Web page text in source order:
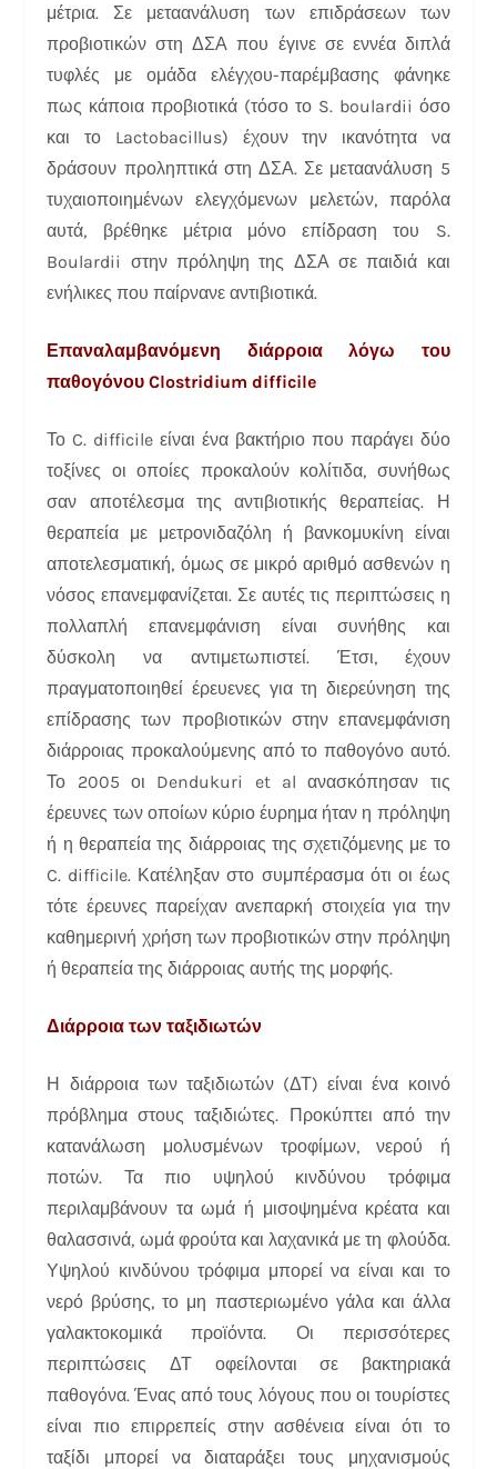
μέτρια. Σε μεταανάλυση των επιδράσεων των
προβιοτικών στη ΔΣΑ που έγινε σε εννέα διπλά
τυφλές με ομάδα ελέγχου-παρέμβασης φάνηκε
πως κάποια προβιοτικά (τόσο το S. boulardii όσο
και το Lactobacillus) έχουν την ικανότητα να
δράσουν προληπτικά στη ΔΣΑ. Σε μεταανάλυση 5
τυχαιοποιημένων ελεγχόμενων μελετών, παρόλα
αυτά, βρέθηκε μέτρια μόνο επίδραση του S.
Boulardii στην πρόληψη της ΔΣΑ σε παιδιά και
ενήλικες που παίρνανε αντιβιοτικά.
Επαναλαμβανόμενη διάρροια λόγω του
παθογόνου Clostridium difficile
Το C. difficile είναι ένα βακτήριο που παράγει δύο
τοξίνες οι οποίες προκαλούν κολίτιδα, συνήθως
σαν αποτέλεσμα της αντιβιοτικής θεραπείας. Η
θεραπεία με μετρονιδαζόλη ή βανκομυκίνη είναι
αποτελεσματική, όμως σε μικρό αριθμό ασθενών η
νόσος επανεμφανίζεται. Σε αυτές τις περιπτώσεις η
πολλαπλή επανεμφάνιση είναι συνήθης και
δύσκολη να αντιμετωπιστεί. Έτσι, έχουν
πραγματοποιηθεί έρευενες για τη διερεύνηση της
επίδρασης των προβιοτικών στην επανεμφάνιση
διάρροιας προκαλούμενης από το παθογόνο αυτό.
Το 2005 οι Dendukuri et al ανασκόπησαν τις
έρευνες των οποίων κύριο έυρημα ήταν η πρόληψη
ή η θεραπεία της διάρροιας της σχετιζόμενης με το
C. difficile. Κατέληξαν στο συμπέρασμα ότι οι έως
τότε έρευνες παρείχαν ανεπαρκή στοιχεία για την
καθημερινή χρήση των προβιοτικών στην πρόληψη
ή θεραπεία της διάρροιας αυτής της μορφής.
Διάρροια των ταξιδιωτών
Η διάρροια των ταξιδιωτών (ΔΤ) είναι ένα κοινό
πρόβλημα στους ταξιδιώτες. Προκύπτει από την
κατανάλωση μολυσμένων τροφίμων, νερού ή
ποτών. Τα πιο υψηλού κινδύνου τρόφιμα
περιλαμβάνουν τα ωμά ή μισοψημένα κρέατα και
θαλασσινά, ωμά φρούτα και λαχανικά με τη φλούδα.
Υψηλού κινδύνου τρόφιμα μπορεί να είναι και το
νερό βρύσης, το μη παστεριωμένο γάλα και άλλα
γαλακτοκομικά προϊόντα. Οι περισσότερες
περιπτώσεις ΔΤ οφείλονται σε βακτηριακά
παθογόνα. Ένας από τους λόγους που οι τουρίστες
είναι πιο επιρρεπείς στην ασθένεια είναι ότι το
ταξίδι μπορεί να διαταράξει τους μηχανισμούς